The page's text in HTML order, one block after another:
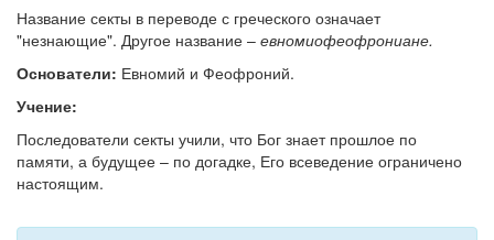
Ссылки
Религиозные учения и секты, справочник
Св. Лаврентий, диакон и мученик
см. календарь
Название секты в переводе с греческого означает
"незнающие". Другое название – евномиофеофрониане.
Основатели: Евномий и Феофроний.
Учение:
Последователи секты учили, что Бог знает прошлое по
памяти, а будущее – по догадке, Его всеведение ограничено
настоящим.